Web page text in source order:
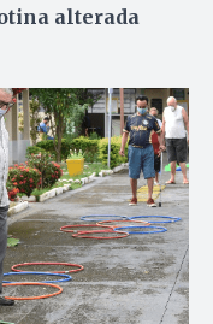
alterada